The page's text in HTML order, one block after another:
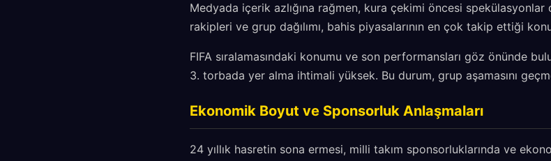
Medyada içerik azlığına rağmen, kura çekimi öncesi
rakipleri ve grup dağılımı, bahis piyasalarının en çok takip ettiği
FIFA sıralamasındaki konumu ve son performansları göz önünde
3. torbada yer alma ihtimali yüksek. Bu durum, grup aşamasını
Ekonomik Boyut ve Sponsorluk Anlaşmaları
24 yıllık hasretin sona ermesi, milli takım sponsorluklarında ve